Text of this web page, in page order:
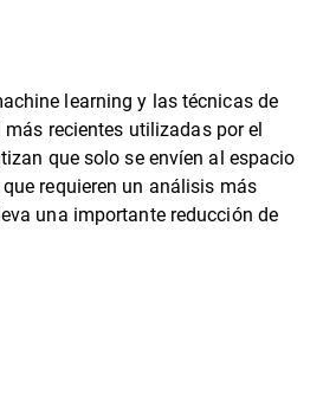
learning y las técnicas de
recientes utilizadas por el
que solo se envíen al espacio
requieren un análisis más
una importante reducción de